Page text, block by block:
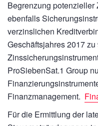
Begrenzung potenzieller
ebenfalls
verzinslichen
Geschäftsjahres 2017
ProSiebenSat.1 Group
Finanzmanagement.
Für die Ermittlung der